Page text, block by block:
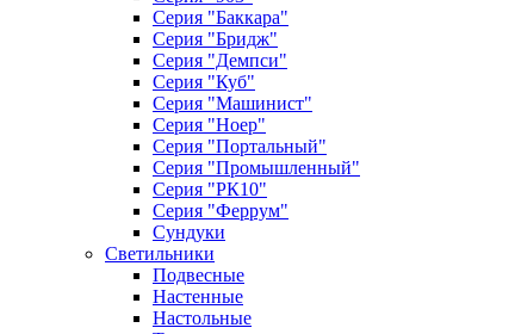
Серия "Баккара"
Серия "Бридж"
Серия "Демпси"
Серия "Куб"
Серия "Машинист"
Серия "Ноер"
Серия "Портальный"
Серия "Промышленный"
Серия "РК10"
Серия "Феррум"
Сундуки
Светильники
Подвесные
Настенные
Настольные